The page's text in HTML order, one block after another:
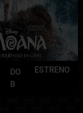
DO
B
ESTRENO